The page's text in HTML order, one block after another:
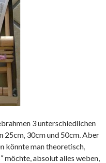
3 unterschiedlichen
25cm, 30cm und 50cm. Aber
könnte man theoretisch,
möchte, absolut alles weben,